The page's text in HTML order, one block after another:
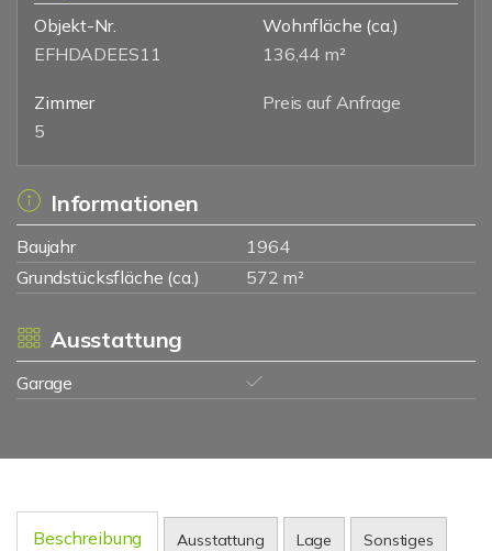
Objekt-Nr.
EFHDADEES11
Wohnfläche (ca.)
136,44 m²
Zimmer
5
Preis auf Anfrage
Informationen
Baujahr
1964
Grundstücksfläche (ca.)
572 m²
Ausstattung
Garage
Beschreibung Ausstattung Lage Sonstiges